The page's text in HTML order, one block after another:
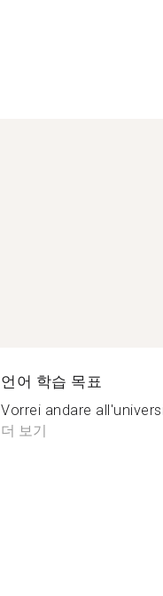
언어 학습 목표
Vorrei andare
더 보기